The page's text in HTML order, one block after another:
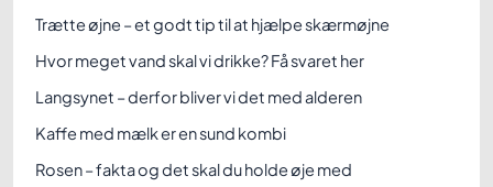
Trætte øjne – et godt tip til at hjælpe skærmøjne
Hvor meget vand skal vi drikke? Få svaret her
Langsynet – derfor bliver vi det med alderen
Kaffe med mælk er en sund kombi
Rosen – fakta og det skal du holde øje med